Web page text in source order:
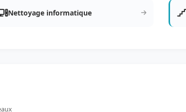
Nettoyage informatique